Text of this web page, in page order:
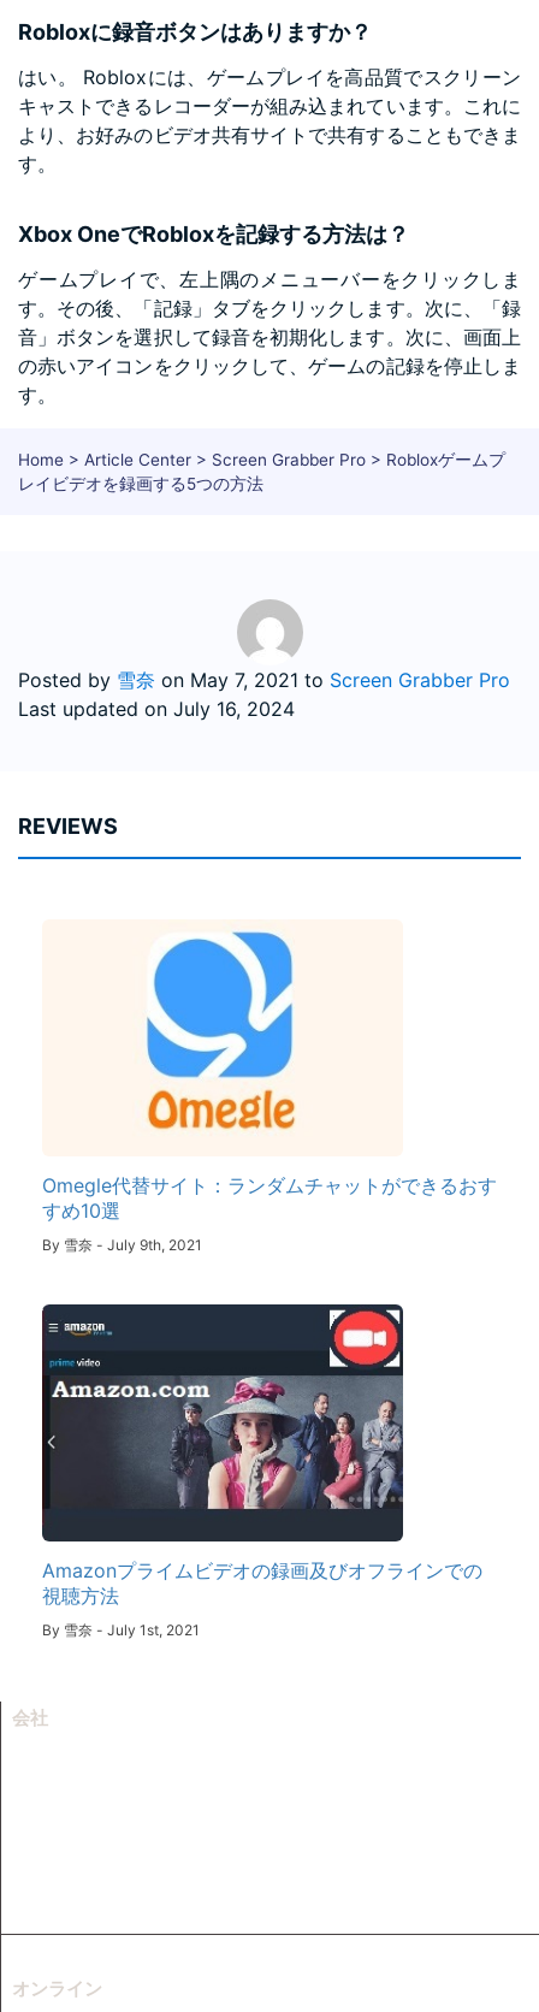
Robloxに録音ボタンはありますか？
はい。 Robloxには、ゲームプレイを高品質でスクリーン
キャストできるレコーダーが組み込まれています。これに
より、お好みのビデオ共有サイトで共有することもできま
す。
Xbox OneでRobloxを記録する方法は？
ゲームプレイで、左上隅のメニューバーをクリックしま
す。その後、「記録」タブをクリックします。次に、「録
音」ボタンを選択して録音を初期化します。次に、画面上
の赤いアイコンをクリックして、ゲームの記録を停止しま
す。
Home > Article Center > Screen Grabber Pro > Robloxゲームプ
レイビデオを録画する5つの方法
Posted by 雪奈 on May 7, 2021 to Screen Grabber Pro
Last updated on July 16, 2024
REVIEWS
Omegle代替サイト：ランダムチャットができるおす
すめ10選
By 雪奈 - July 9th, 2021
Amazonプライムビデオの録画及びオフラインでの
視聴方法
By 雪奈 - July 1st, 2021
会社
オンライン